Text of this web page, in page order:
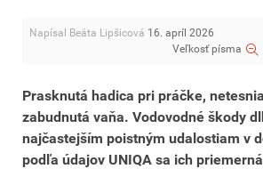
Napísal Beáta Lipšicová 16. apríl 2026
Veľkosť písma
Prasknutá hadica pri práčke,
zabudnutá vaňa. Vodovodné škody
najčastejším poistným udalostiam v
podľa údajov UNIQA sa ich